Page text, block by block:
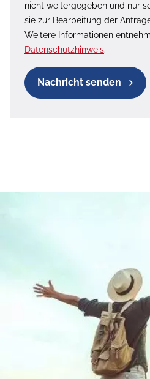
nicht weitergegeben und nur
sie zur Bearbeitung der
Weitere Informationen
Datenschutzhinweis.
Nachricht senden